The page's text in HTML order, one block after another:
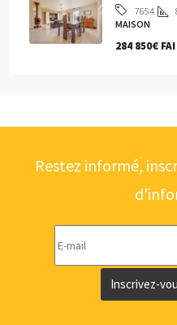
7654
MAISON
284 850€ FAI
Restez informé,
Inscrivez-